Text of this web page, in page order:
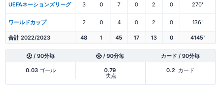
UEFAネーションズリーグ 3 0 7 0 2 0 270'
ワールドカップ 2 0 4 0 2 0 136'
合計 2022/2023 48 1 45 17 13 0 4145'
/ 90分毎 / 90分毎 カード / 90分毎
0.03ゴール 0.79
失点
0.2 カード